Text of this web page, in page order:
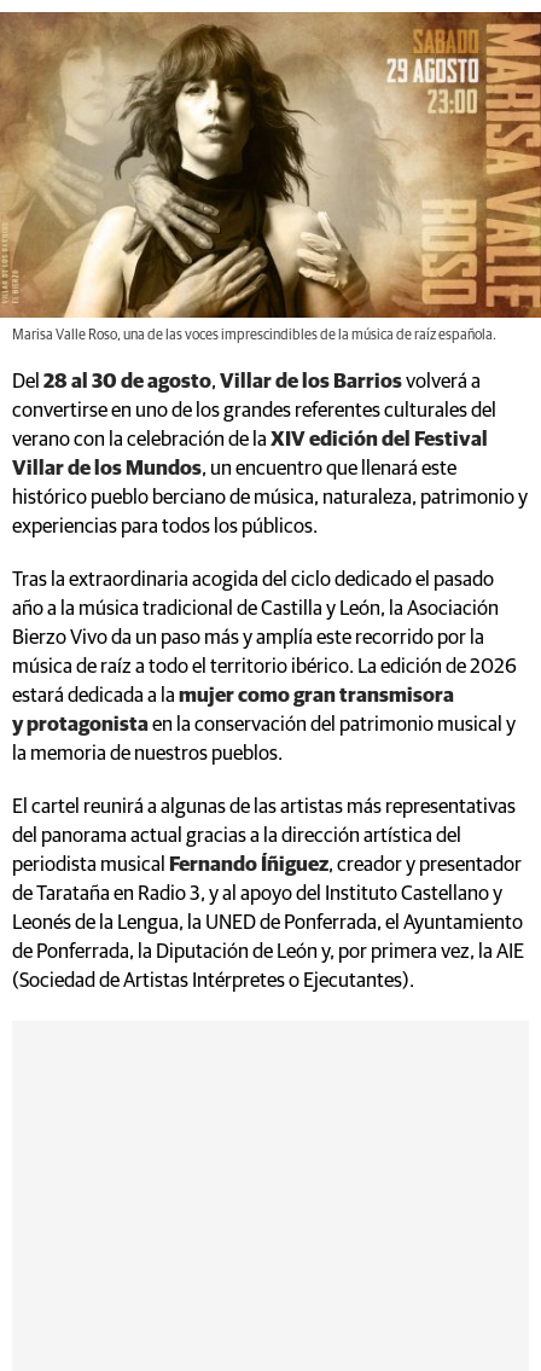
Marisa Valle Roso, una de las voces imprescindibles de la música de raíz española.
Del 28 al 30 de agosto, Villar de los Barriosvolverá a
convertirse en uno de los grandes referentes culturales del
verano con la celebración de la XIV edición del Festival
Villar de los Mundos, un encuentro que llenará este
histórico pueblo berciano de música, naturaleza, patrimonio y
experiencias para todos los públicos.
Tras la extraordinaria acogida del ciclo dedicado el pasado
año a la música tradicional de Castilla y León, la Asociación
Bierzo Vivo da un paso más y amplía este recorrido por la
música de raíz a todo el territorio ibérico. La edición de 2026
estará dedicada a la mujer como gran transmisora
yprotagonistaen la conservación del patrimonio musical y
la memoria de nuestros pueblos.
El cartel reunirá a algunas de las artistas más representativas
del panorama actual gracias a la dirección artística del
periodista musical
Fernando Íñiguez, creador y presentador
de Tarataña en Radio 3, y al apoyo del Instituto Castellano y
Leonés de la Lengua, la UNED de Ponferrada, el Ayuntamiento
de Ponferrada, la Diputación de León y, por primera vez, la AIE
(Sociedad de Artistas Intérpretes o Ejecutantes).